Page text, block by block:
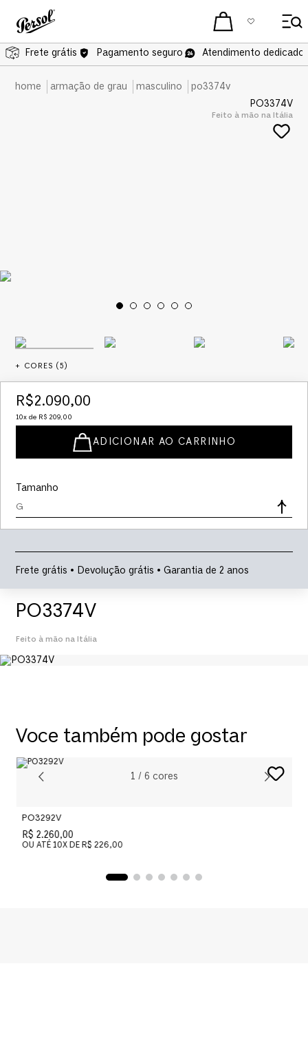
Frete grátis Pagamento seguro Atendimento dedicado
armação de grau masculino
po3374v
PO3374V
Feito à mão na Itália
+ CORES (5)
Tamanho
G
R$2.090,00
10x de R$ 209,00
ADICIONAR AO CARRINHO
Frete grátis • Devolução grátis • Garantia de 2 anos
PO3374V
Feito à mão na Itália
Voce também pode gostar
1 / 6 cores
PO3292V
R$ 2.260,00
OU ATÉ 10X DE R$ 226,00